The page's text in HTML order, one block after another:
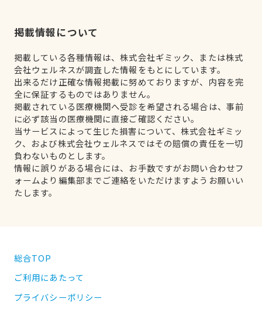
掲載情報について
掲載している各種情報は、株式会社ギミック、または株式
会社ウェルネスが調査した情報をもとにしています。
出来るだけ正確な情報掲載に努めておりますが、内容を完
全に保証するものではありません。
掲載されている医療機関へ受診を希望される場合は、事前
に必ず該当の医療機関に直接ご確認ください。
当サービスによって生じた損害について、株式会社ギミッ
ク、および株式会社ウェルネスではその賠償の責任を一切
負わないものとします。
情報に誤りがある場合には、お手数ですがお問い合わせフ
ォームより編集部までご連絡をいただけますようお願いい
たします。
総合TOP
ご利用にあたって
プライバシーポリシー